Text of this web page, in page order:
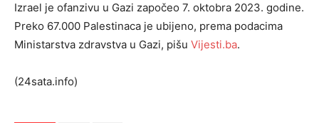
Izrael je ofanzivu u Gazi započeo 7. oktobra 2023. godine.
Preko 67.000 Palestinaca je ubijeno, prema podacima
Ministarstva zdravstva u Gazi, pišu Vijesti.ba.
(24sata.info)